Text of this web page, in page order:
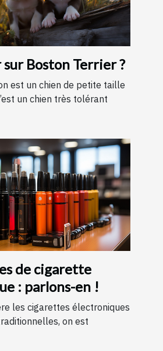
sur Boston Terrier ?
est un chien de petite taille
un chien très tolérant
de cigarette
: parlons-en !
les cigarettes électroniques
on est